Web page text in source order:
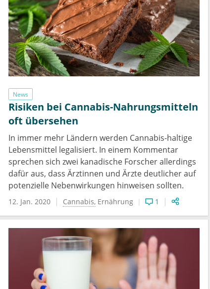
News
Risiken bei Cannabis-Nahrungsmitteln
oft übersehen
In immer mehr Ländern werden Cannabis-haltige
Lebensmittel legalisiert. In einem Kommentar
sprechen sich zwei kanadische Forscher allerdings
dafür aus, dass Ärztinnen und Ärzte deutlicher auf
potenzielle Nebenwirkungen hinweisen sollten.
12. Jan. 2020 Cannabis Ernährung 1